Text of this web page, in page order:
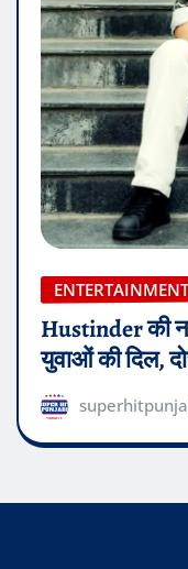
ENTERTAINMENT
Hustinder की
युवाओं की दिल,